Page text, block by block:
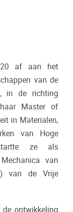
af aan het
van de
in de richting
Master of
in Materialen,
van Hoge
ze als
van
van de Vrije
de ontwikkeling